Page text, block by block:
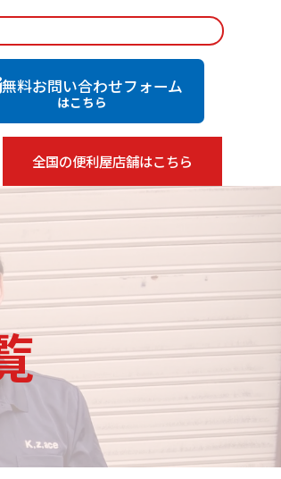
無料お問い合わせフォーム
はこちら
全国の便利屋店舗はこちら